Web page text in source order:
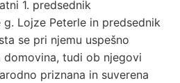
1. predsednik
Lojze Peterle in predsednik
se pri njemu uspešno
domovina, tudi ob njegovi
priznana in suverena